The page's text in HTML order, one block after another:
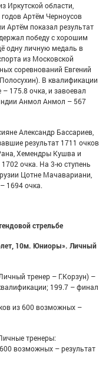
Иркутской области,
Артём Черноусов
Артём показал результат
победу с хорошим
одну личную медаль в
из Московской
соревнований Евгений
В квалификации
175.8 очка, и завоевал
Анмол Анмол – 567
Александр Бассариев,
результат 1711 очков
Хемендры Кушва и
очка. На 3-ю ступень
Цотне Мачавариани,
1694 очка.
стрельбе
10м. Юниоры». Личный
тренер – Г.Корзун) –
199.7 – финал
из 600 возможных –
тренеры:
возможных – результат